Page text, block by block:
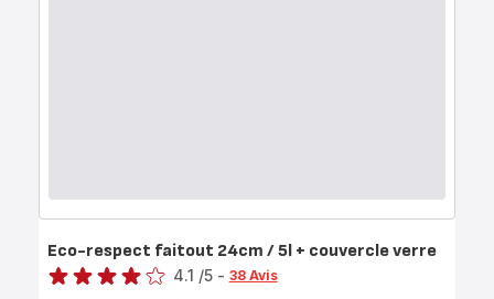
Eco-respect faitout 24cm / 5l + couvercle verre
Note
4.1 /5 - 38 Avis